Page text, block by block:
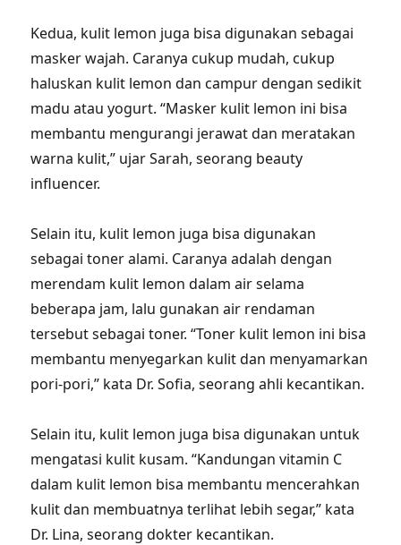
Kedua, kulit lemon juga bisa digunakan sebagai
masker wajah. Caranya cukup mudah, cukup
haluskan kulit lemon dan campur dengan sedikit
madu atau yogurt. “Masker kulit lemon ini bisa
membantu mengurangi jerawat dan meratakan
warna kulit,” ujar Sarah, seorang beauty
influencer.
Selain itu, kulit lemon juga bisa digunakan
sebagai toner alami. Caranya adalah dengan
merendam kulit lemon dalam air selama
beberapa jam, lalu gunakan air rendaman
tersebut sebagai toner. “Toner kulit lemon ini bisa
membantu menyegarkan kulit dan menyamarkan
pori-pori,” kata Dr. Sofia, seorang ahli kecantikan.
Selain itu, kulit lemon juga bisa digunakan untuk
mengatasi kulit kusam. “Kandungan vitamin C
dalam kulit lemon bisa membantu mencerahkan
kulit dan membuatnya terlihat lebih segar,” kata
Dr. Lina, seorang dokter kecantikan.